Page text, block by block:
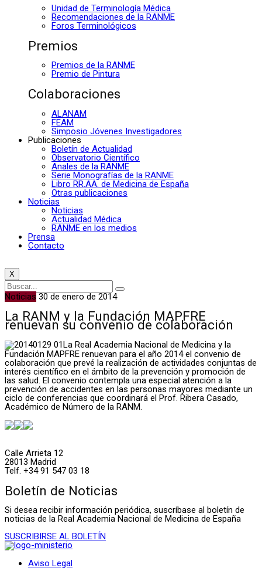
Unidad de Terminología Médica
Recomendaciones de la RANME
Foros Terminológicos
Premios
Premios de la RANME
Premio de Pintura
Colaboraciones
ALANAM
FEAM
Simposio Jóvenes Investigadores
Publicaciones
Boletín de Actualidad
Observatorio Científico
Anales de la RANME
Serie Monografías de la RANME
Libro RR.AA. de Medicina de España
Otras publicaciones
Noticias
Noticias
Actualidad Médica
RANME en los medios
Prensa
Contacto
X
Noticias 30 de enero de 2014
La RANM y la Fundación MAPFRE
renuevan su convenio de colaboración
La Real Academia Nacional de Medicina y la
Fundación MAPFRE renuevan para el año 2014 el convenio de
colaboración que prevé la realización de actividades conjuntas de
interés científico en el ámbito de la prevención y promoción de
las salud. El convenio contempla una especial atención a la
prevención de accidentes en las personas mayores mediante un
ciclo de conferencias que coordinará el Prof. Ribera Casado,
Académico de Número de la RANM.
Calle Arrieta 12
28013 Madrid
Telf. +34 91 547 03 18
Boletín de Noticias
Si desea recibir información periódica, suscríbase al boletín de
noticias de la Real Academia Nacional de Medicina de España
SUSCRIBIRSE AL BOLETÍN
Aviso Legal